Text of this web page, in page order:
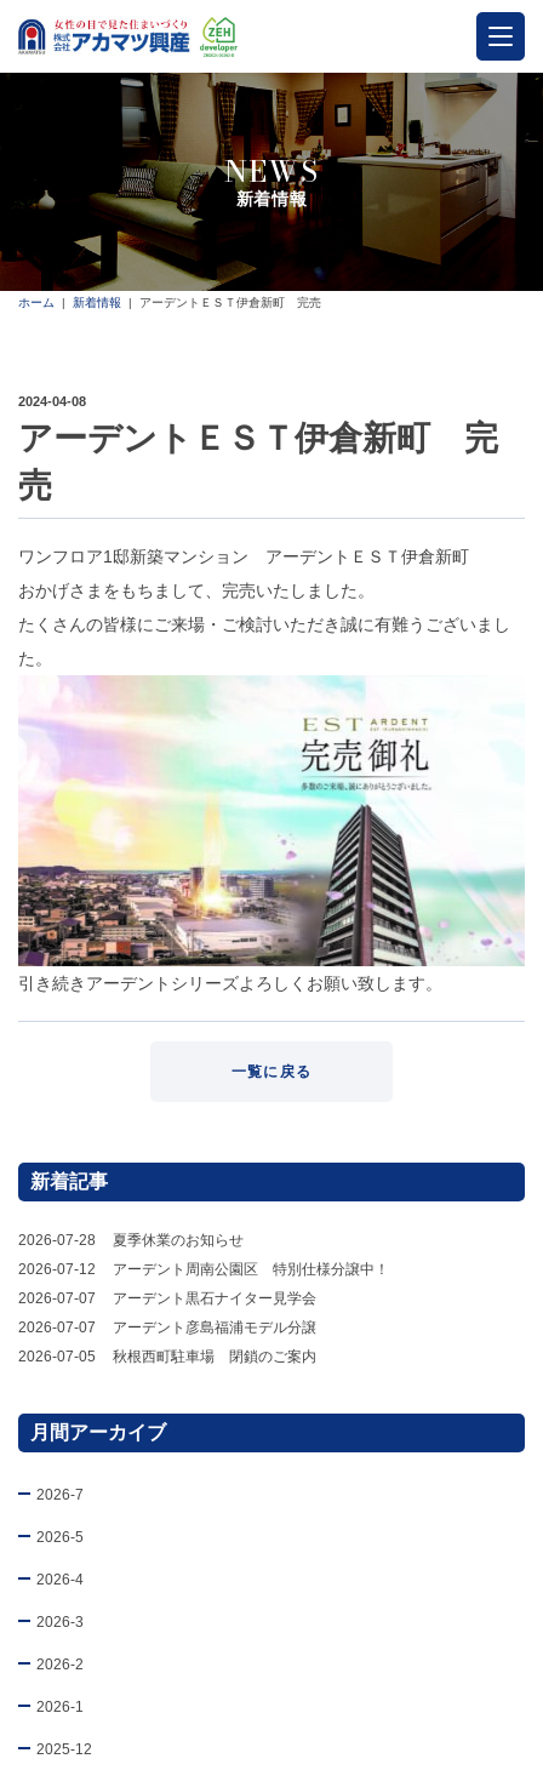
NEWS
新着情報
ホーム 新着情報 アーデントＥＳＴ伊倉新町 完売
2024-04-08
アーデントＥＳＴ伊倉新町 完
売
ワンフロア1邸新築マンション アーデントＥＳＴ伊倉新町
おかげさまをもちまして、完売いたしました。
たくさんの皆様にご来場・ご検討いただき誠に有難うございまし
た。
引き続きアーデントシリーズよろしくお願い致します。
一覧に戻る
新着記事
2026-07-28
夏季休業のお知らせ
2026-07-12
アーデント周南公園区 特別仕様分譲中！
2026-07-07
アーデント黒石ナイター見学会
2026-07-07
アーデント彦島福浦モデル分譲
2026-07-05
秋根西町駐車場 閉鎖のご案内
月間アーカイブ
2026-7
2026-5
2026-4
2026-3
2026-2
2026-1
2025-12